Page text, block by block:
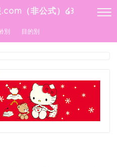
（非公式）໒꒱
別 目的別